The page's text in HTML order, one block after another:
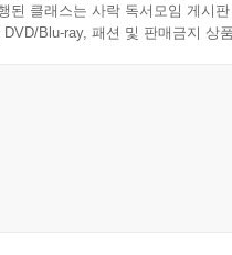
된 클래스는 사락 독서모임 게시
DVD/Blu-ray, 패션 및 판매금지 상